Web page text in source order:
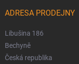
ADRESA PRODEJNY
Libušina 186
Bechyně
Česká republika